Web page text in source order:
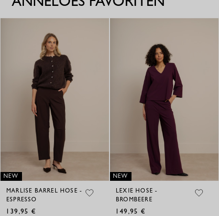
NEW
MARLISE BARREL HOSE -
ESPRESSO
139,95
NEW
LEXIE HOSE -
BROMBEERE
149,95